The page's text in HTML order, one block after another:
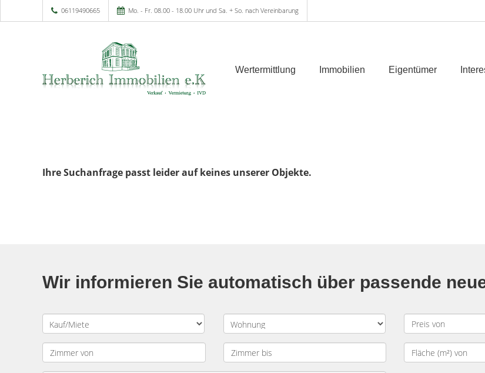
06119490665 Mo. - Fr. 08.00 - 18.00 Uhr und Sa. + So. nach Vereinbarung
Wertermittlung Immobilien Eigentümer
Ihre Suchanfrage passt leider auf keines unserer Objekte.
Wir informieren Sie automatisch über passende